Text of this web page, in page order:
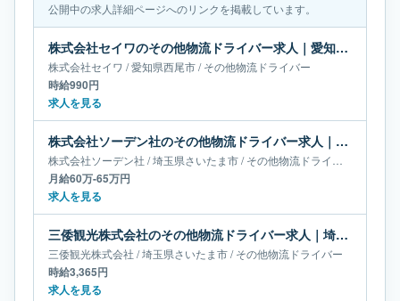
公開中の求人詳細ページへのリンクを掲載しています。
株式会社セイワのその他物流ドライバー求人｜愛知県西尾市
株式会社セイワ /愛知県西尾市/その他物流ドライバー
時給990円
求人を見る
株式会社ソーデン社のその他物流ドライバー求人｜埼玉県さいたま市｜月給60万-65万円
株式会社ソーデン社 /埼玉県さいたま市/その他物流ドライバー
月給60万-65万円
求人を見る
三倭観光株式会社のその他物流ドライバー求人｜埼玉県さいたま市
三倭観光株式会社 /埼玉県さいたま市/その他物流ドライバー
時給3,365円
求人を見る